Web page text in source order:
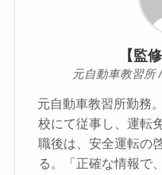
【監
元自動車教習所
元自動車教習所勤務
校にて従事し、運転
職後は、安全運転の
る。「正確な情報で